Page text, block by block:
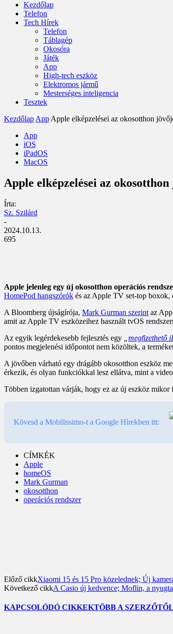
Kezdőlap
Telefon
Tech Hírek
Telefon
Táblagép
Okosóra
Játék
App
High-tech eszköz
Elektromos jármű
Mesterséges inteligencia
Tesztek
Kezdőlap App Apple elképzelései az okosotthon
App
iOS
iPadOS
MacOS
Apple elképzelései az
Írta:
Sz. Szilárd
-
2024.10.13.
695
Apple jelenleg egy új okosotthon operációs
HomePod hangszórók és az Apple TV set-top boxok,
A Bloomberg újságírója, Mark Gurman szerint az
amit az Apple TV eszközeihez használt tvOS
Az egyik legérdekesebb fejlesztés egy
megfizethető
pontos megjelenési időpontot nem közöltek, a
A jövőben várható egy drágább okosotthon eszköz
érkezik, és olyan funkciókkal lesz ellátva, mint a
Többen izgatottan várják, hogy ez az új eszköz
Kövesd a Mobilissimo-t a Google Hírekben itt:
CÍMKÉK
Apple
homeOS
Mark Gurman
okosotthon
operációs rendszer
Előző cikkXiaomi 15 és 15 Pro közelednek; Új
Következő cikkA Casio új kedvence; Moflin, a
KAPCSOLÓDÓ CIKKEKTÖBB A SZERZŐTŐL